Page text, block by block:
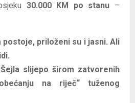
30.000 KM po stanu –
postoje, priloženi su i jasni. Ali
Šejla slijepo širom zatvorenih
na riječ“ tuženog